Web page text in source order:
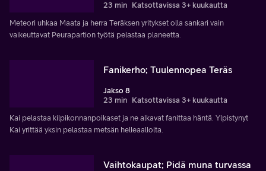
23 min Katsottavissa 3+ kuukautta
Meteori uhkaa Maata ja herra Teräksen yritykset olla sankari vain
vaikeuttavat Peurapartion työtä pelastaa planeetta.
Fanikerho; Tuulennopea Teräs
Jakso 8
23 min Katsottavissa 3+ kuukautta
Kai pelastaa kilpikonnanpoikaset ja ne alkavat fanittaa häntä. Ylpistynyt
Kai yrittää yksin pelastaa metsän helleaallolta.
Vaihtokaupat; Pidä muna turvassa